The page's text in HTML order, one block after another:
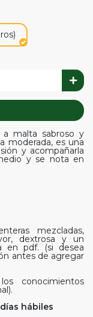
malta sabroso y
moderada, es una
y acompañarla
y se nota en
mezcladas,
dextrosa y un
en pdf. (si desea
antes de agregar
conocimientos
hábiles